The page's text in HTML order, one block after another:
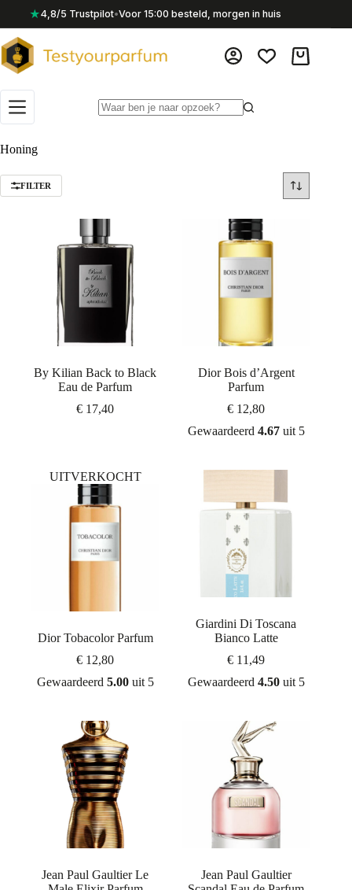
inhoud
★4,8/5 Trustpilot•Voor 15:00 besteld, morgen in huis
Honing
FILTER
By Kilian Back to Black
Eau de Parfum
€ 17,40
Dior Bois d’Argent
Parfum
€ 12,80
Gewaardeerd 4.67uit 5
UITVERKOCHT
Dior Tobacolor Parfum
€ 12,80
Gewaardeerd 5.00uit 5
Giardini Di Toscana
Bianco Latte
€ 11,49
Gewaardeerd 4.50uit 5
Jean Paul Gaultier Le
Jean Paul Gaultier